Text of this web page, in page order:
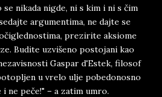
nikada nigde, ni s kim i ni s čim
argumentima, ne dajte se
prezirite aksiome
Budite uzvišeno postojani kao
Gaspar d'Estek, filosof
u vrelo ulje pobedonosno
ne peče!" – a zatim umro.